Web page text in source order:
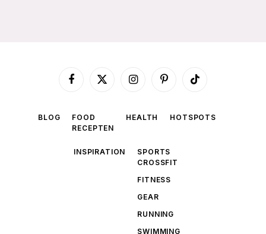
Facebook
X
InstagramPinterestTikTok
BLOG
FOOD
RECEPTEN
HEALTH HOTSPOTS
INSPIRATION
SPORTS
CROSSFIT
FITNESS
GEAR
RUNNING
SWIMMING